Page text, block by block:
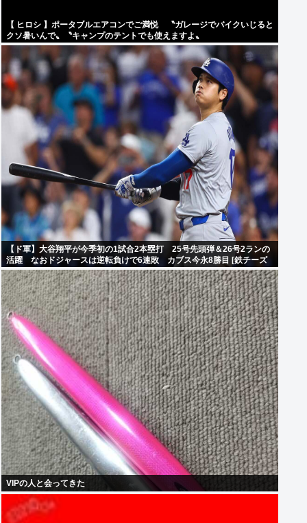
【 ヒロシ 】ポータブルエアコンでご満悦 〝ガレージでバイクいじると
クソ暑いんで〟〝キャンプのテントでも使えますよ〟
【ド軍】大谷翔平が今季初の1試合2本塁打 25号先頭弾＆26号2ランの
活躍 なおドジャースは逆転負けで6連敗 カブス今永8勝目 [鉄チーズ
烏★]
VIPの人と会ってきた